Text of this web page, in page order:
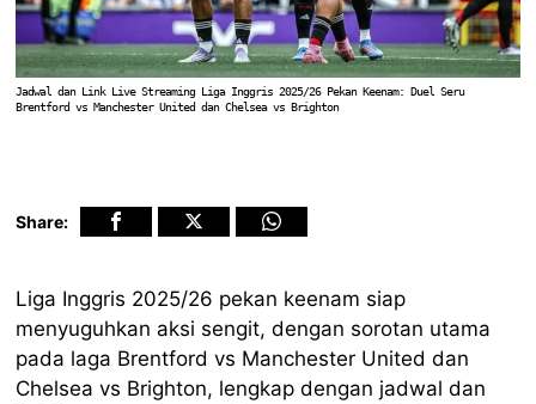
Jadwal dan Link Live Streaming Liga Inggris 2025/26 Pekan Keenam: Duel Seru
Brentford vs Manchester United dan Chelsea vs Brighton
Share:
Liga Inggris 2025/26 pekan keenam siap
menyuguhkan aksi sengit, dengan sorotan utama
pada laga Brentford vs Manchester United dan
Chelsea vs Brighton, lengkap dengan jadwal dan